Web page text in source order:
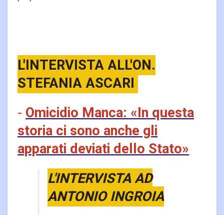
L'INTERVISTA ALL'ON.
STEFANIA ASCARI
- Omicidio Manca: «In questa
storia ci sono anche gli
apparati deviati dello Stato»
L'INTERVISTA AD
ANTONIO INGROIA